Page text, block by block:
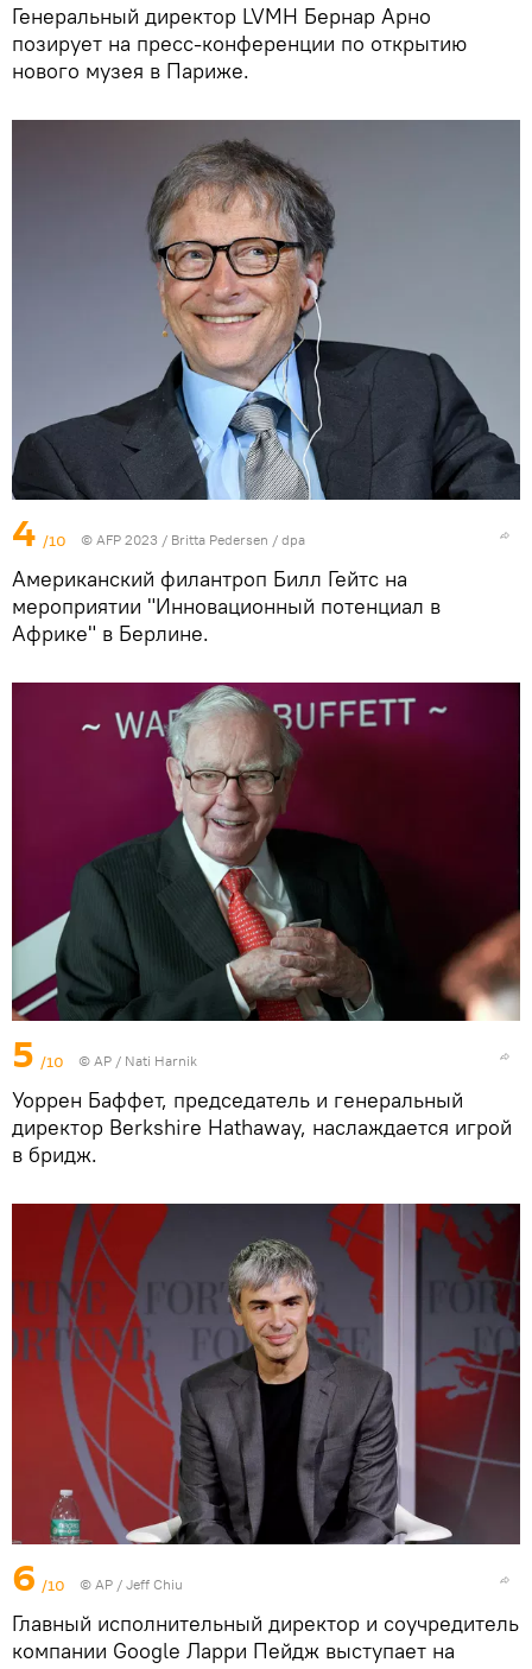
Генеральный директор LVMH Бернар Арно
позирует на пресс-конференции по открытию
нового музея в Париже.
4 /10 © AFP 2023 / Britta Pedersen / dpa
Американский филантроп Билл Гейтс на
мероприятии "Инновационный потенциал в
Африке" в Берлине.
5 /10 © AP / Nati Harnik
Уоррен Баффет, председатель и генеральный
директор Berkshire Hathaway, наслаждается игрой
в бридж.
6 /10 © AP / Jeff Chiu
Главный исполнительный директор и соучредитель
компании Google Ларри Пейдж выступает на